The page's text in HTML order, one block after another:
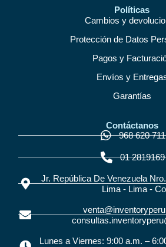
Políticas
Cambios y
Protección de Datos
Pagos y
Envíos y
Garantías
Contáctanos
968 620 711
01 2819169
Jr. República De Venezuela
Lima - Lima -
Lunes a Viernes: 9:00 a.m. –